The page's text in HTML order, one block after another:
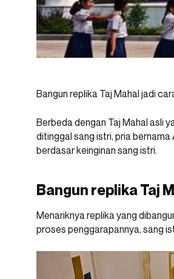
Bangun replika Taj Mahal jadi
Berbeda dengan Taj Mahal asli
ditinggal sang istri, pria bernama
berdasar keinginan sang istri.
Bangun replika Taj
Menariknya replika yang
proses penggarapannya, sang